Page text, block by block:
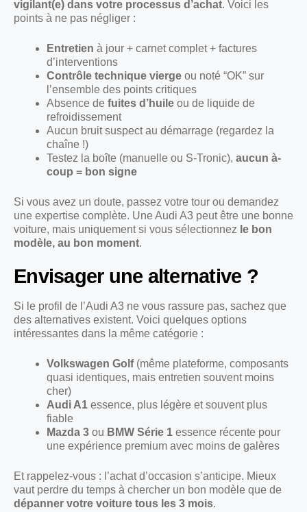
vigilant(e) dans votre processus d’achat. Voici les
points à ne pas négliger :
Entretien à jour + carnet complet + factures
d’interventions
Contrôle technique vierge ou noté “OK” sur
l’ensemble des points critiques
Absence de fuites d’huile ou de liquide de
refroidissement
Aucun bruit suspect au démarrage (regardez la
chaîne !)
Testez la boîte (manuelle ou S-Tronic), aucun à-
coup = bon signe
Si vous avez un doute, passez votre tour ou demandez
une expertise complète. Une Audi A3 peut être une bonne
voiture, mais uniquement si vous sélectionnez le bon
modèle, au bon moment.
Envisager une alternative ?
Si le profil de l’Audi A3 ne vous rassure pas, sachez que
des alternatives existent. Voici quelques options
intéressantes dans la même catégorie :
Volkswagen Golf(même plateforme, composants
quasi identiques, mais entretien souvent moins
cher)
Audi A1 essence, plus légère et souvent plus
fiable
Mazda 3 ou BMW Série 1 essence récente pour
une expérience premium avec moins de galères
Et rappelez-vous : l’achat d’occasion s’anticipe. Mieux
vaut perdre du temps à chercher un bon modèle que de
dépanner votre voiture tous les 3 mois.